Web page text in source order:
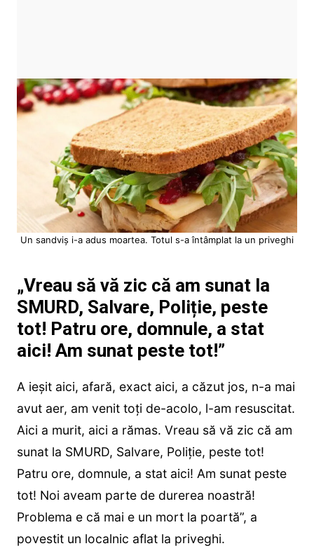
Un sandviș i-a adus moartea. Totul s-a întâmplat la un priveghi
„Vreau să vă zic că am sunat la
SMURD, Salvare, Poliție, peste
tot! Patru ore, domnule, a stat
aici! Am sunat peste tot!”
A ieșit aici, afară, exact aici, a căzut jos, n-a mai
avut aer, am venit toți de-acolo, l-am resuscitat.
Aici a murit, aici a rămas. Vreau să vă zic că am
sunat la SMURD, Salvare, Poliție, peste tot!
Patru ore, domnule, a stat aici! Am sunat peste
tot! Noi aveam parte de durerea noastră!
Problema e că mai e un mort la poartă”, a
povestit un localnic aflat la priveghi.